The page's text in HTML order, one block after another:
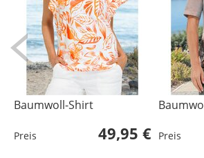
Baumwoll-Shirt
Preis 49,95 € Preis